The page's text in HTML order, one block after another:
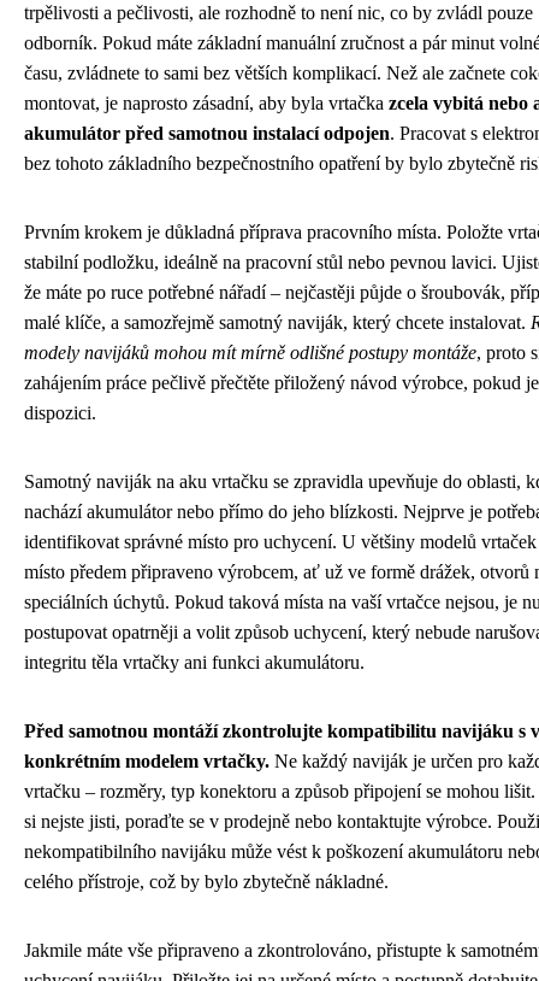
trpělivosti a pečlivosti, ale rozhodně to není nic, co by zvládl pouze
odborník. Pokud máte základní manuální zručnost a pár minut
času, zvládnete to sami bez větších komplikací. Než ale začnete
montovat, je naprosto zásadní, aby byla vrtačka zcela vybitá nebo
akumulátor před samotnou instalací odpojen. Pracovat s
bez tohoto základního bezpečnostního opatření by bylo zbytečně
Prvním krokem je důkladná příprava pracovního místa. Položte
stabilní podložku, ideálně na pracovní stůl nebo pevnou lavici.
že máte po ruce potřebné nářadí – nejčastěji půjde o šroubovák,
malé klíče, a samozřejmě samotný naviják, který chcete instalovat.
modely navijáků mohou mít mírně odlišné postupy montáže, proto
zahájením práce pečlivě přečtěte přiložený návod výrobce, pokud
dispozici.
Samotný naviják na aku vrtačku se zpravidla upevňuje do oblasti,
nachází akumulátor nebo přímo do jeho blízkosti. Nejprve je
identifikovat správné místo pro uchycení. U většiny modelů
místo předem připraveno výrobcem, ať už ve formě drážek, otvorů
speciálních úchytů. Pokud taková místa na vaší vrtačce nejsou, je
postupovat opatrněji a volit způsob uchycení, který nebude
integritu těla vrtačky ani funkci akumulátoru.
Před samotnou montáží zkontrolujte kompatibilitu navijáku s
konkrétním modelem vrtačky. Ne každý naviják je určen pro
vrtačku – rozměry, typ konektoru a způsob připojení se mohou
si nejste jisti, poraďte se v prodejně nebo kontaktujte výrobce.
nekompatibilního navijáku může vést k poškození akumulátoru
celého přístroje, což by bylo zbytečně nákladné.
Jakmile máte vše připraveno a zkontrolováno, přistupte k